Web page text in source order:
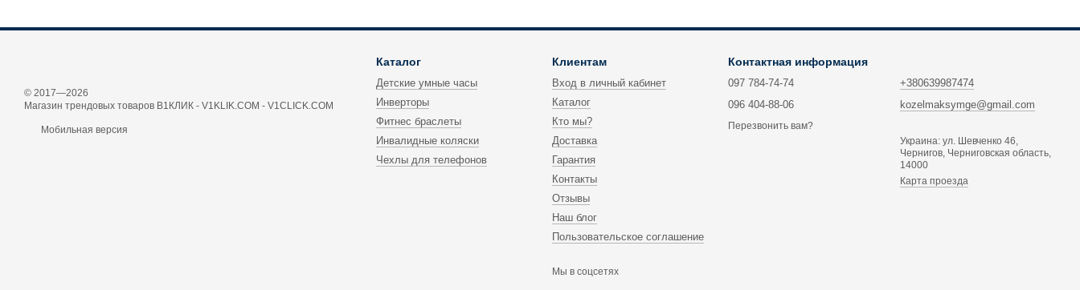
© 2017—2026
Магазин трендовых товаров В1КЛИК - V1KLIK.COM - V1CLICK.COM
Мобильная версия
Каталог
Детские умные часы
Инверторы
Фитнес браслеты
Инвалидные коляски
Чехлы для телефонов
Клиентам
Вход в личный кабинет
Каталог
Кто мы?
Доставка
Гарантия
Контакты
Отзывы
Наш блог
Пользовательское соглашение
Мы в соцсетях
Контактная информация
097 784-74-74
096 404-88-06
Перезвонить вам?
+380639987474
kozelmaksymge@gmail.com
Украина: ул. Шевченко 46,
Чернигов, Черниговская область,
14000
Карта проезда